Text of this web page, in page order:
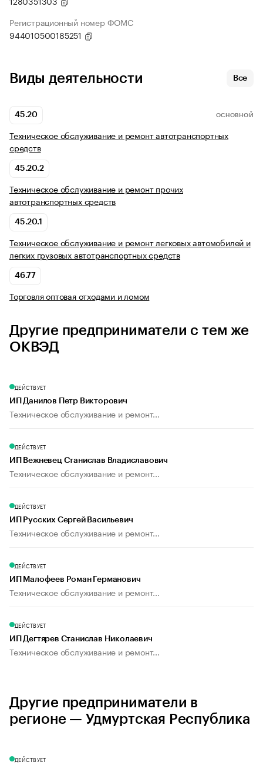
Регистрационный номер ФОМС
944010500185251
Виды деятельности Все
45.20 ОСНОВНОЙ
Техническое обслуживание и ремонт автотранспортных
средств
45.20.2
Техническое обслуживание и ремонт прочих
автотранспортных средств
45.20.1
Техническое обслуживание и ремонт легковых автомобилей и
легких грузовых автотранспортных средств
46.77
Торговля оптовая отходами и ломом
Другие предприниматели с тем же
ОКВЭД
ДЕЙСТВУЕТ
ИП Данилов Петр Викторович
Техническое обслуживание и ремонт...
ДЕЙСТВУЕТ
ИП Вежневец Станислав Владиславович
Техническое обслуживание и ремонт...
ДЕЙСТВУЕТ
ИП Русских Сергей Васильевич
Техническое обслуживание и ремонт...
ДЕЙСТВУЕТ
ИП Малофеев Роман Германович
Техническое обслуживание и ремонт...
ДЕЙСТВУЕТ
ИП Дегтярев Станислав Николаевич
Техническое обслуживание и ремонт...
Другие предприниматели в
регионе — Удмуртская Республика
ДЕЙСТВУЕТ